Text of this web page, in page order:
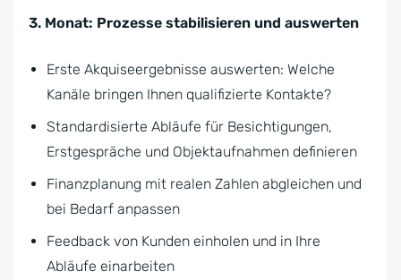
3. Monat: Prozesse stabilisieren und auswerten
Erste Akquiseergebnisse auswerten: Welche
Kanäle bringen Ihnen qualifizierte Kontakte?
Standardisierte Abläufe für Besichtigungen,
Erstgespräche und Objektaufnahmen definieren
Finanzplanung mit realen Zahlen abgleichen und
bei Bedarf anpassen
Feedback von Kunden einholen und in Ihre
Abläufe einarbeiten